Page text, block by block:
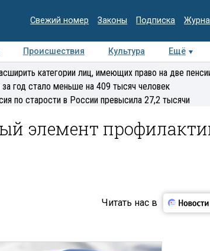
Свежий номер Законы Подписка
Происшествия Культура Ещё
Интервью Колумнисты
категории лиц, имеющих право на две
год стало меньше на 409 тысяч человек
по старости в России превысила 27,2 тысячи
элемент
Читать нас в